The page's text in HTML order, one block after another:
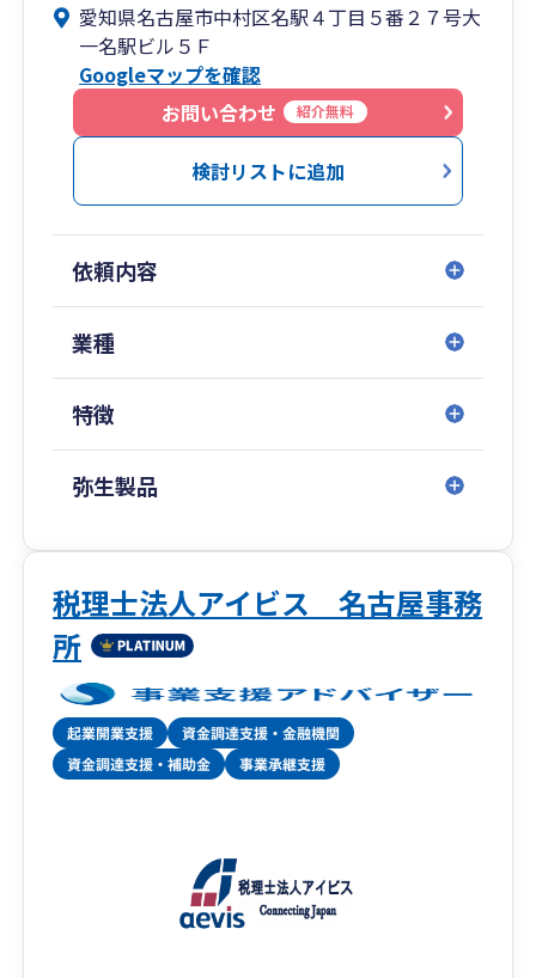
SMCグループは名古屋オフィスを本社としてお
り、税理士に加えて中小企業診断士や社会保険労
務士等の士業が常駐しております。
そのため税理士だけでは対応しきれないサービス
として、採用に関するアドバイスや、完全成功報
酬1%の創業融資支援、補助金・助成金の迅速な
情報提供・提案を実施することで、全方位的なサ
また名古屋オフィスは医業クライアント230件以
上の実績を持ち、医療業種への対応力と提案力を
持ったスタッフが在籍しています。
愛知県名古屋市中村区名駅４丁目５番２７号大
一名駅ビル５Ｆ
Googleマップを確認
お問い合わせ
紹介無料
検討リストに追加
依頼内容
業種
特徴
弥生製品
税理士法人アイビス 名古屋事務
所